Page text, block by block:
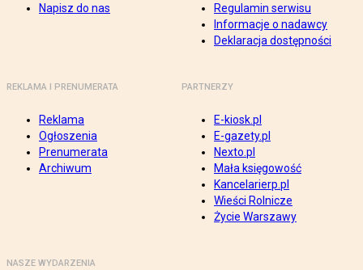
Napisz do nas
Regulamin serwisu
Informacje o nadawcy
Deklaracja dostępności
REKLAMA I PRENUMERATA
Reklama
Ogłoszenia
Prenumerata
Archiwum
PARTNERZY
E-kiosk.pl
E-gazety.pl
Nexto.pl
Mała księgowość
Kancelarierp.pl
Wieści Rolnicze
Życie Warszawy
NASZE WYDARZENIA